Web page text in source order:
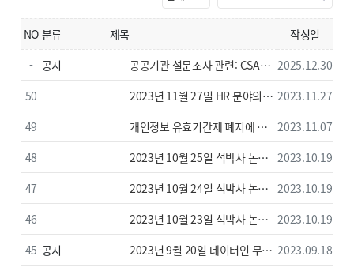
NO 분류 제목
작성일
- 공지
공공기관 설문조사 관련: CSAP
인증 설문 플랫폼 ‘와이즈온
(WiseOn)’ 이용 안내
2025.12.30
50
2023년 11월 27일 HR 분야의
데이터 분석 강좌 자료
2023.11.27
49
개인정보 유효기간제 폐지에 따른
회원 휴면 정책 변경 안내
2023.11.07
48
2023년 10월 25일 석박사 논문
통계분석 강좌 자료 -구조방정식
2023.10.19
47
2023년 10월 24일 석박사 논문
통계분석 강좌 자료 -고급
2023.10.19
46
2023년 10월 23일 석박사 논문
통계분석 강좌 자료 -기본
2023.10.19
45 공지
2023년 9월 20일 데이터인 무료 2023.09.18